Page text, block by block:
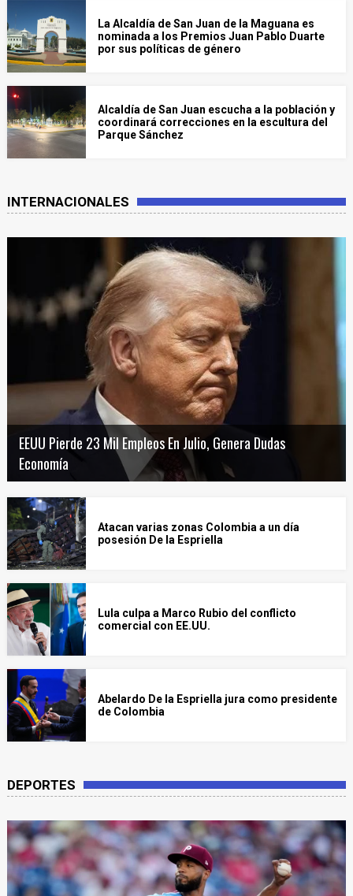
La Alcaldía de San Juan de la Maguana es
nominada a los Premios Juan Pablo Duarte
por sus políticas de género
Alcaldía de San Juan escucha a la población y
coordinará correcciones en la escultura del
Parque Sánchez
INTERNACIONALES
EEUU Pierde 23 Mil Empleos En Julio, Genera Dudas
Economía
Atacan varias zonas Colombia a un día
posesión De la Espriella
Lula culpa a Marco Rubio del conflicto
comercial con EE.UU.
Abelardo De la Espriella jura como presidente
de Colombia
DEPORTES